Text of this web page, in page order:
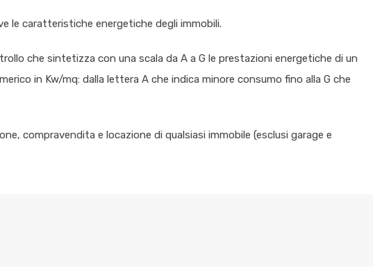
le caratteristiche energetiche degli immobili.
che sintetizza con una scala da A a G le prestazioni energetiche di un
in Kw/mq: dalla lettera A che indica minore consumo fino alla G che
compravendita e locazione di qualsiasi immobile (esclusi garage e